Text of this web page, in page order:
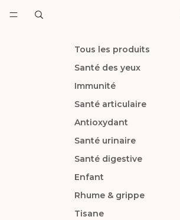
Tous les produits
Santé des yeux
Immunité
Santé articulaire
Antioxydant
Santé urinaire
Santé digestive
Enfant
Rhume & grippe
Tisane